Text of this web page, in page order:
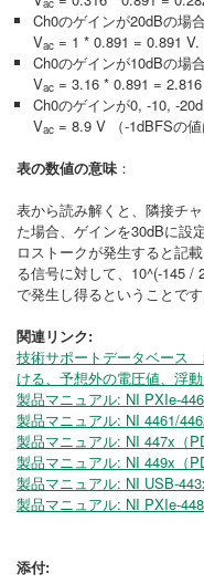
ac
Ch0のゲインが20dBの場合
Vac = 1 * 0.891 = 0.891 V.
Ch0のゲインが10dBの場合
Vac = 3.16 * 0.891 =
Ch0のゲインが0, -10, -
Vac = 8.9 V （-1dBFSの
表の数値の意味：
表から読み解くと、隣接チ
た場合、ゲインを30dBに設
ロストークが発生すると記
る信号に対して、10^(-145 /
で発生し得るということです
関連リンク:
技術サポートデータベース
ける、予想外の電圧値、浮
製品マニュアル: NI PXIe-
製品マニュアル: NI 4461/
製品マニュアル: NI 447x（
製品マニュアル: NI 449x（
製品マニュアル: NI USB-
製品マニュアル: NI PXIe-
添付: